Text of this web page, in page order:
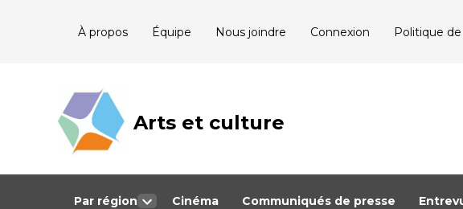
À propos Équipe Nous joindre Connexion Politique
Arts et culture
Journalisme
Québec
Par région Cinéma Communiqués de presse